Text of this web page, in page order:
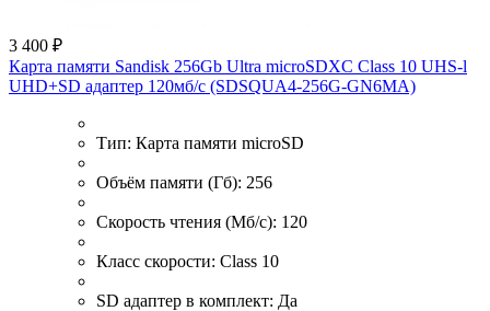
3 400 ₽
Карта памяти Sandisk 256Gb Ultra microSDXC Class 10 UHS-l
UHD+SD адаптер 120мб/c (SDSQUA4-256G-GN6MA)
Тип: Карта памяти microSD
Объём памяти (Гб): 256
Скорость чтения (Мб/с): 120
Класс скорости: Class 10
SD адаптер в комплект: Да